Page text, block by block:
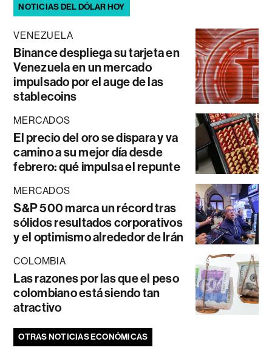
NOTICIAS DEL DÓLAR HOY
VENEZUELA
Binance despliega su tarjeta en
Venezuela en un mercado
impulsado por el auge de las
stablecoins
MERCADOS
El precio del oro se dispara y va
camino a su mejor día desde
febrero: qué impulsa el repunte
MERCADOS
S&P 500 marca un récord tras
sólidos resultados corporativos
y el optimismo alrededor de Irán
COLOMBIA
Las razones por las que el peso
colombiano está siendo tan
atractivo
OTRAS NOTICIAS ECONÓMICAS